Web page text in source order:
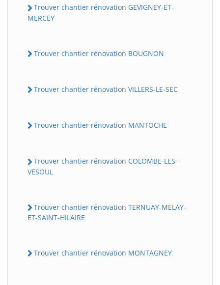
Trouver chantier rénovation GEVIGNEY-ET-
MERCEY
Trouver chantier rénovation BOUGNON
Trouver chantier rénovation VILLERS-LE-SEC
Trouver chantier rénovation MANTOCHE
Trouver chantier rénovation COLOMBE-LES-
VESOUL
Trouver chantier rénovation TERNUAY-MELAY-
ET-SAINT-HILAIRE
Trouver chantier rénovation MONTAGNEY